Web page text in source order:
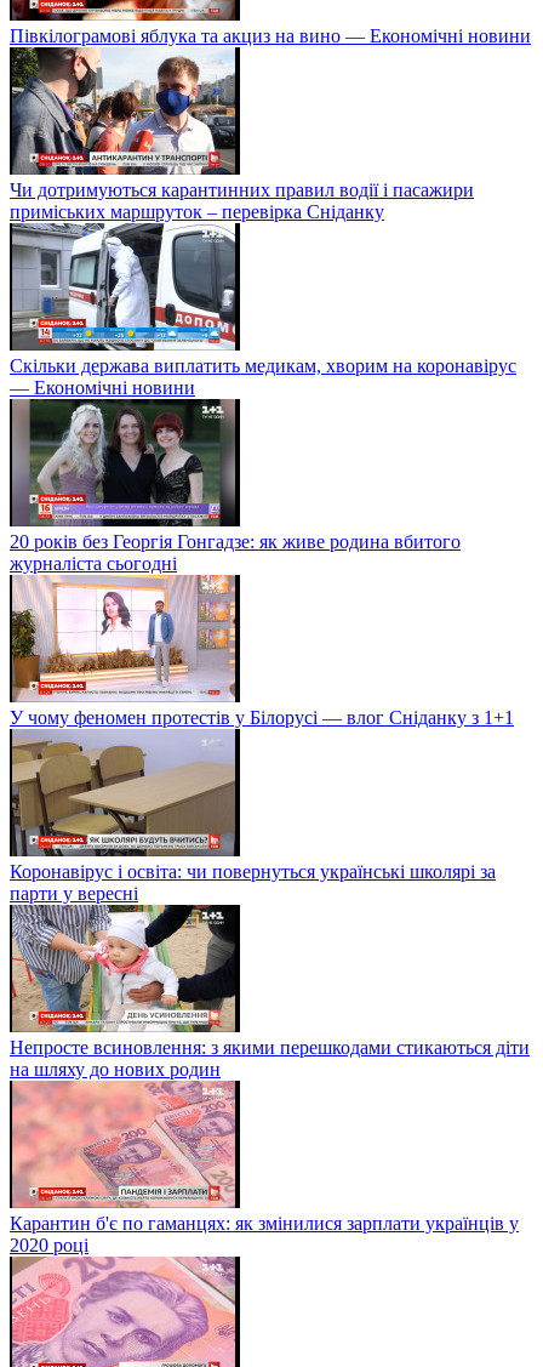
Півкілограмові яблука та акциз на вино — Економічні новини
Чи дотримуються карантинних правил водії і пасажири
приміських маршруток – перевірка Сніданку
Скільки держава виплатить медикам, хворим на коронавірус
— Економічні новини
20 років без Георгія Гонгадзе: як живе родина вбитого
журналіста сьогодні
У чому феномен протестів у Білорусі — влог Сніданку з 1+1
Коронавірус і освіта: чи повернуться українські школярі за
парти у вересні
Непросте всиновлення: з якими перешкодами стикаються діти
на шляху до нових родин
Карантин б'є по гаманцях: як змінилися зарплати українців у
2020 році